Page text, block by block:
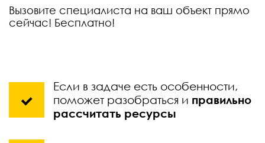
Вызовите специалиста на ваш объект прямо
сейчас! Бесплатно!
Если в задаче есть особенности,
поможет разобраться и правильно
рассчитать ресурсы